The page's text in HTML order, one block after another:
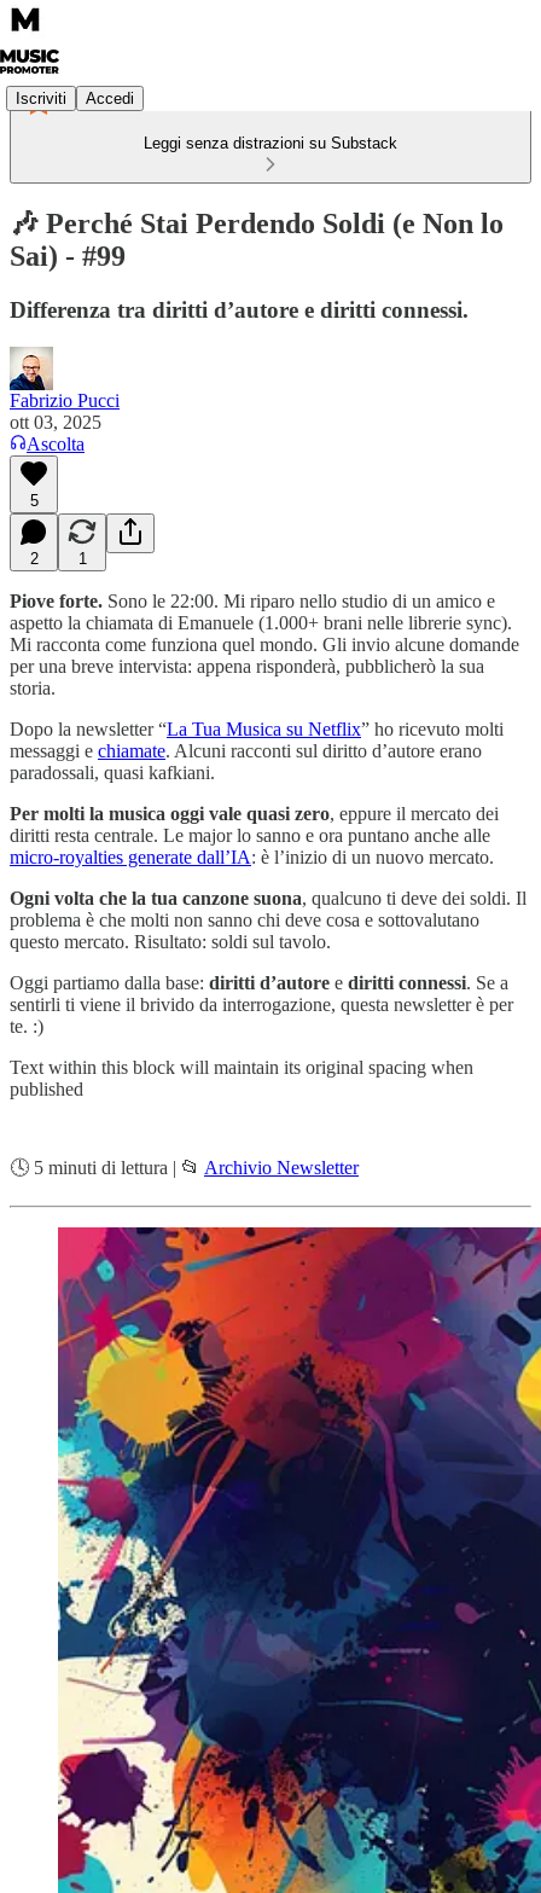
Iscriviti Accedi
Leggi senza distrazioni su Substack
🎶 Perché Stai Perdendo Soldi (e Non lo
Sai) - #99
Differenza tra diritti d’autore e diritti connessi.
Fabrizio Pucci
ott 03, 2025
Ascolta
5
2 1
Piove forte. Sono le 22:00. Mi riparo nello studio di un amico e
aspetto la chiamata di Emanuele (1.000+ brani nelle librerie sync).
Mi racconta come funziona quel mondo. Gli invio alcune domande
per una breve intervista: appena risponderà, pubblicherò la sua
storia.
Dopo la newsletter “La Tua Musica su Netflix” ho ricevuto molti
messaggi e chiamate. Alcuni racconti sul diritto d’autore erano
paradossali, quasi kafkiani.
Per molti la musica oggi vale quasi zero, eppure il mercato dei
diritti resta centrale. Le major lo sanno e ora puntano anche alle
micro-royalties generate dall’IA: è l’inizio di un nuovo mercato.
Ogni volta che la tua canzone suona, qualcuno ti deve dei soldi. Il
problema è che molti non sanno chi deve cosa e sottovalutano
questo mercato. Risultato: soldi sul tavolo.
Oggi partiamo dalla base: diritti d’autore e diritti connessi. Se a
sentirli ti viene il brivido da interrogazione, questa newsletter è per
te. :)
Text within this block will maintain its original spacing when
published
🕓 5 minuti di lettura | 📂 Archivio Newsletter